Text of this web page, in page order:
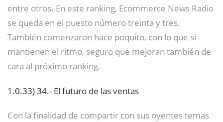
entre otros. En este ranking, Ecommerce News Radio
se queda en el puesto número treinta y tres.
También comenzaron hace poquito, con lo que si
mantienen el ritmo, seguro que mejoran también de
cara al próximo ranking.
1.0.33)34.- El futuro de las ventas
Con la finalidad de compartir con sus oyentes temas